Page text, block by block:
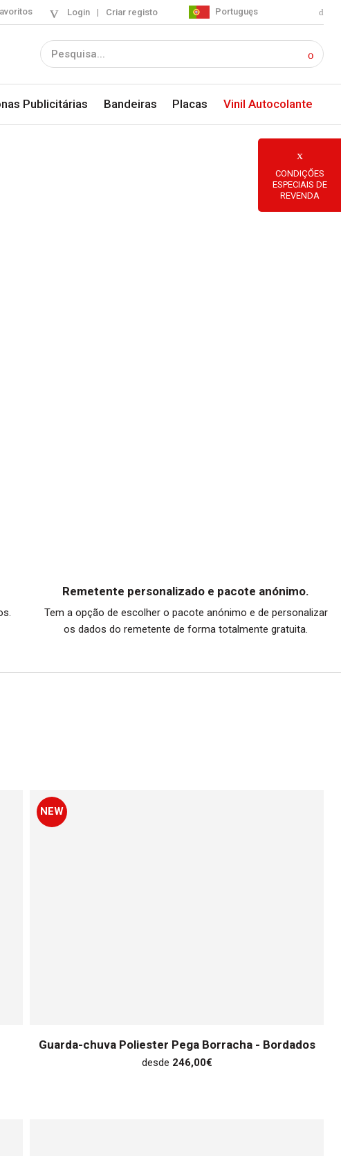
Login | Criar registo Portuguęs
Publicitárias Bandeiras Placas Vinil Autocolante
Remetente personalizado e pacote anónimo.
Tem a opção de escolher o pacote anónimo e de personalizar
os dados do remetente de forma totalmente gratuita.
NEW
Guarda-chuva Poliester Pega Borracha - Bordados
desde 246,00€
CONDIÇŐES
ESPECIAIS DE
REVENDA